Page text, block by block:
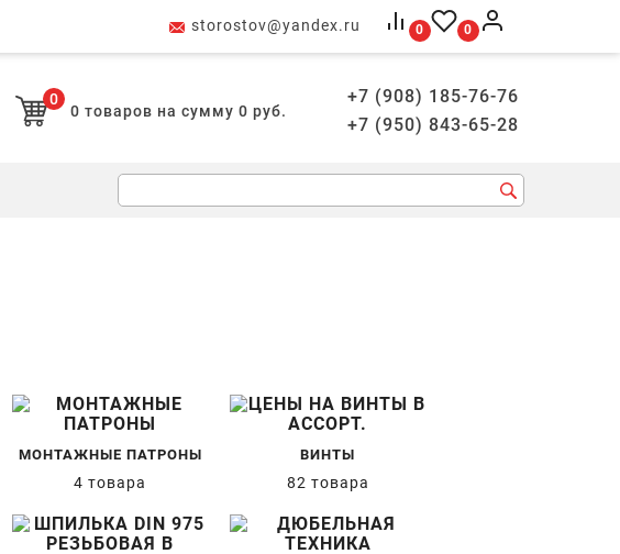
storostov@yandex.ru 0 0
0
0 товаров на сумму 0 руб.
+7 (908) 185-76-76
+7 (950) 843-65-28
МОНТАЖНЫЕ ПАТРОНЫ
4 товара
ВИНТЫ
82 товара